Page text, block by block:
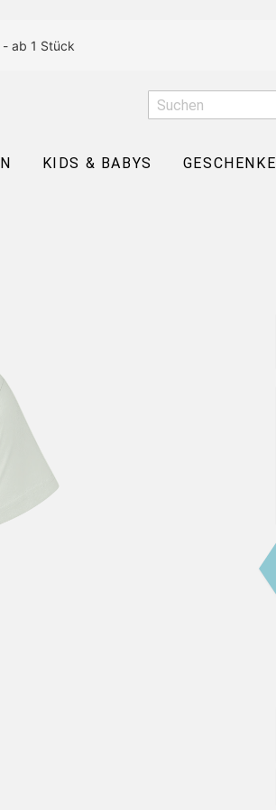
ab 1 Stück
KIDS & BABYS GESCHENKE